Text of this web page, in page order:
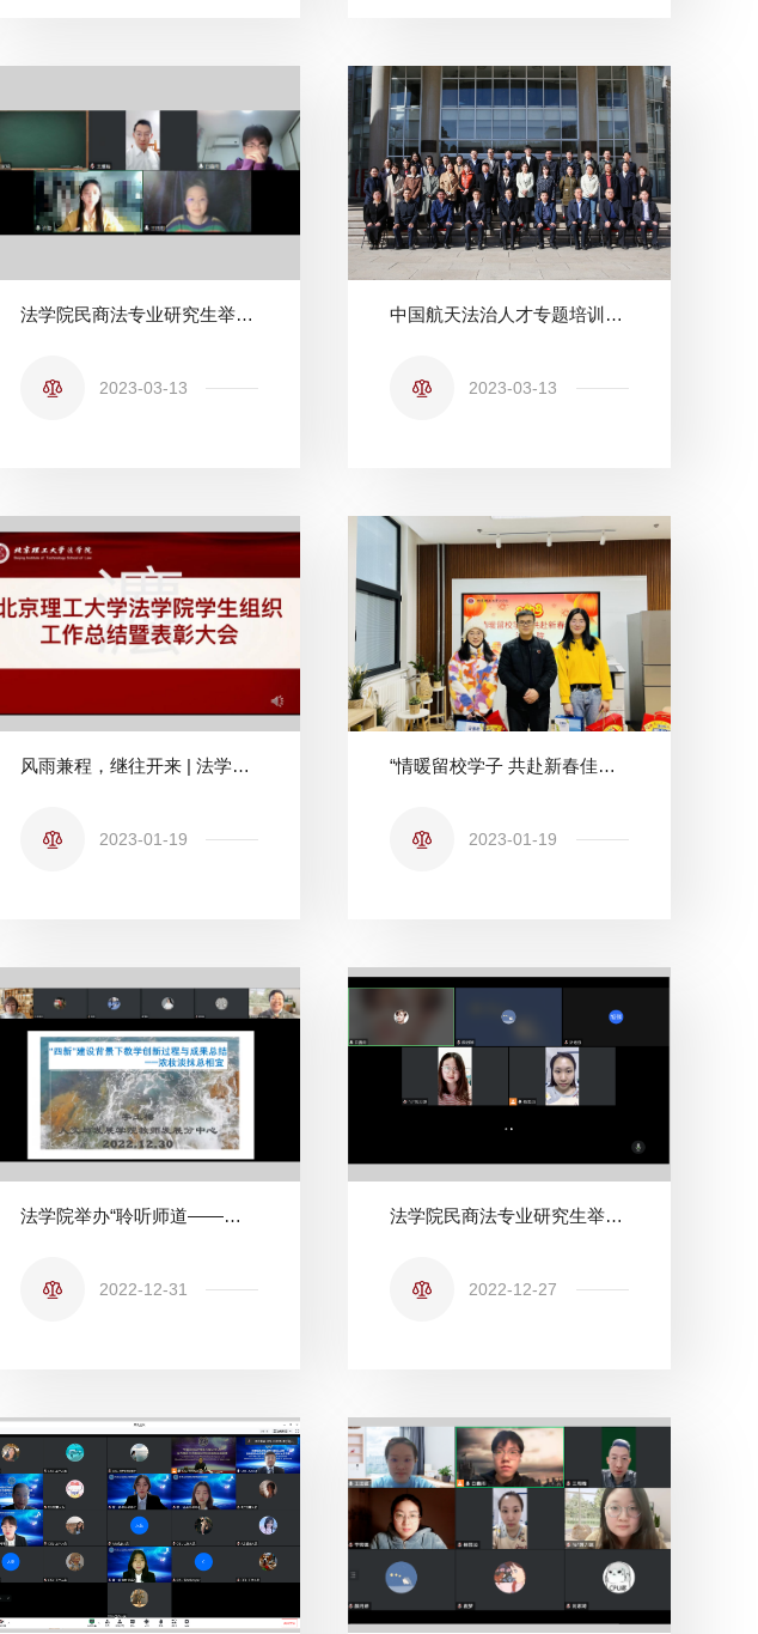
法学院民商法专业研究生举行本学期第一次读书会
2023-03-13
中国航天法治人才专题培训班在我校顺利结课
2023-03-13
风雨兼程，继往开来 | 法学院学生组织工作总结暨表彰大会
2023-01-19
“情暖留校学子 共赴新春佳节”——法学院慰问寒假留校生
2023-01-19
法学院举办“聆听师道——教学名师的养成”第三期主题活动
2022-12-31
法学院民商法专业研究生举行本学期第七次读书会
2022-12-27